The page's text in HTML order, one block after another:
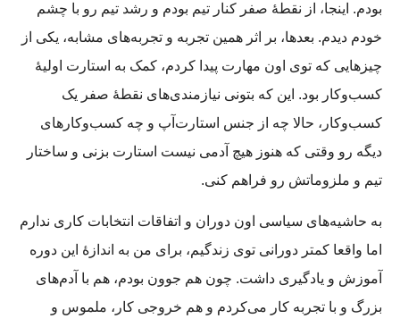
بودم. اینجا، از نقطۀ صفر کنار تیم بودم و رشد تیم رو با چشم
خودم دیدم. بعدها، بر اثر همین تجربه و تجربه‌های مشابه، یکی از
چیزهایی که توی اون مهارت پیدا کردم، کمک به استارت اولیۀ
کسب‌وکار بود. این که بتونی نیازمندی‌های نقطۀ صفر یک
کسب‌وکار، حالا چه از جنس استارت‌آپ و چه کسب‌وکارهای
دیگه رو وقتی که هنوز هیچ آدمی نیست استارت بزنی و ساختار
تیم و ملزوماتش رو فراهم کنی.
به حاشیه‌های سیاسی اون دوران و اتفاقات انتخابات کاری ندارم
اما واقعا کمتر دورانی توی زندگیم، برای من به اندازۀ این دوره
آموزش و یادگیری داشت. چون هم جوون بودم، هم با آدم‌های
بزرگ و با تجربه کار می‌کردم و هم خروجی کار، ملموس و